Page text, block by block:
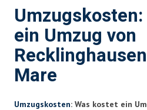
ein Umzug von
Mare
Umzugskosten: Was kostet ein